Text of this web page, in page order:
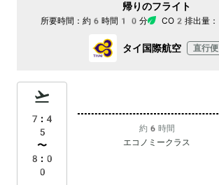
帰りのフライト
所要時間： 約6時間10分 CO2排出量：
タイ国際航空 直行便
7:4
5
〜
8:0
0
約6時間
エコノミークラス